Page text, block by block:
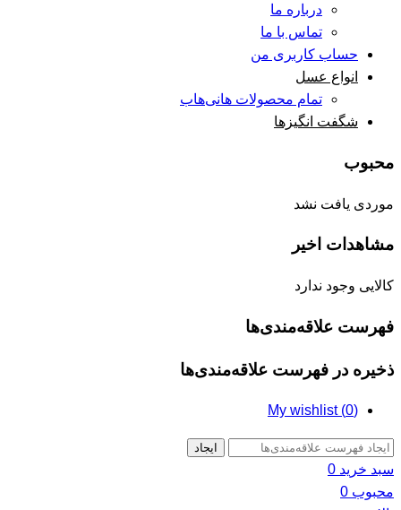
درباره ما
تماس با ما
حساب کاربری من
انواع عسل
تمام محصولات هانی‌هاب
شگفت انگیزها
محبوب
موردی یافت نشد
مشاهدات اخیر
کالایی وجود ندارد
فهرست علاقه‌مندی‌ها
ذخیره در فهرست علاقه‌مندی‌ها
My wishlist (0)
ایجاد
سبد خرید 0
محبوب 0